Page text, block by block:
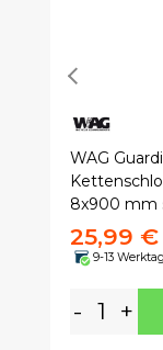
WAG
8x900 mm
25,99 €
9-13
- +